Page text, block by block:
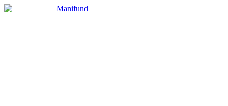
Manifund